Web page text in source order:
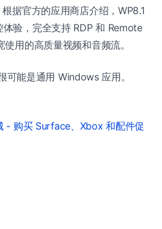
据官方的应用商店介绍，WP8.1
验，完全支持 RDP 和 Remote
用的高质量视频和音频流。
可能是通用 Windows 应用。
- 购买 Surface、Xbox 和配件促